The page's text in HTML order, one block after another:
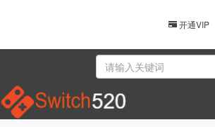
开通VIP